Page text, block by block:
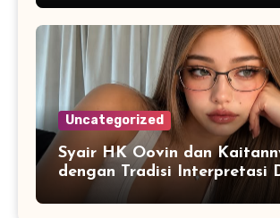
Uncategorized
Syair HK Oovin dan
dengan Tradisi Interpretasi